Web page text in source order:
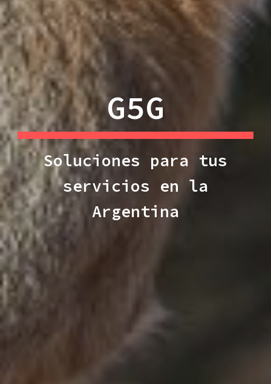
G5G
Soluciones para tus
servicios en la
Argentina